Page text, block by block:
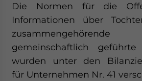
Die Normen für die
Informationen über
gemeinschaftlich geführte
wurden unter den
für Unternehmen Nr. 41